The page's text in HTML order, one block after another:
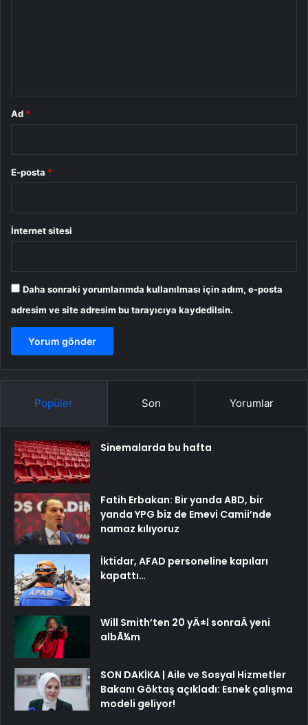
Ad *
E-posta *
İnternet sitesi
Daha sonraki yorumlarımda kullanılması için adım, e-posta
adresim ve site adresim bu tarayıcıya kaydedilsin.
Popüler Son Yorumlar
Sinemalarda bu hafta
Fatih Erbakan: Bir yanda ABD, bir
yanda YPG biz de Emevi Camii’nde
namaz kılıyoruz
İktidar, AFAD personeline kapıları
kapattı…
Will Smith’ten 20 yÄ±l sonraÂ yeni
albÃ¼m
SON DAKİKA | Aile ve Sosyal Hizmetler
Bakanı Göktaş açıkladı: Esnek çalışma
modeli geliyor!